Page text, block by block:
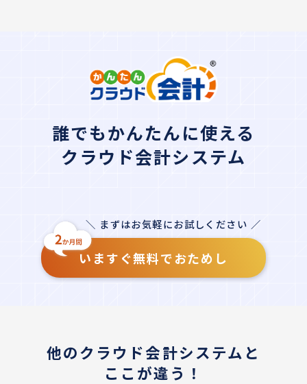
誰でもかんたんに使える
クラウド会計システム
＼ まずはお気軽にお試しください ／
いますぐ無料でおためし
他のクラウド会計システムと
ここが違う！